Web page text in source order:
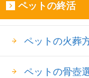
ペットの終活
ペットの火葬
ペットの骨壺